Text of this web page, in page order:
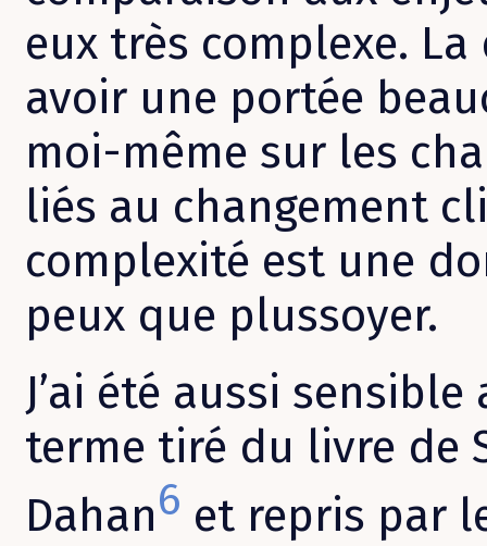
eux très complexe.
avoir une portée
moi-même sur les
liés au changement
complexité est une
peux que plussoyer.
J’ai été aussi
terme tiré du livre de
Dahan6 et repris par